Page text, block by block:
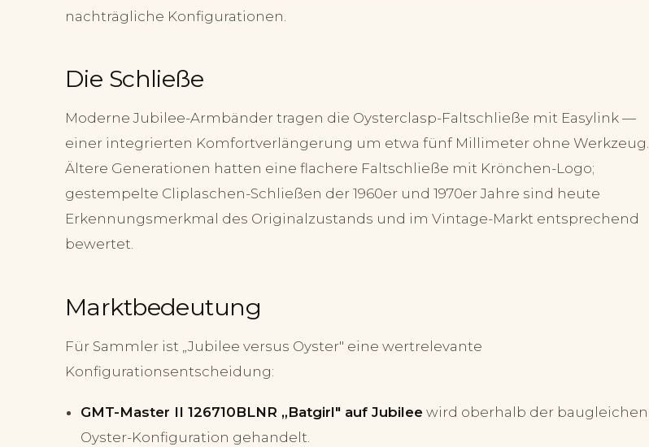
nachträgliche Konfigurationen.
Die Schließe
Moderne Jubilee-Armbänder tragen die Oysterclasp-Faltschließe mit Easylink —
einer integrierten Komfortverlängerung um etwa fünf Millimeter ohne Werkzeug.
Ältere Generationen hatten eine flachere Faltschließe mit Krönchen-Logo;
gestempelte Cliplaschen-Schließen der 1960er und 1970er Jahre sind heute
Erkennungsmerkmal des Originalzustands und im Vintage-Markt entsprechend
bewertet.
Marktbedeutung
Für Sammler ist „Jubilee versus Oyster" eine wertrelevante
Konfigurationsentscheidung:
GMT-Master II 126710BLNR „Batgirl" auf Jubilee wird oberhalb der baugleichen
Oyster-Konfiguration gehandelt.